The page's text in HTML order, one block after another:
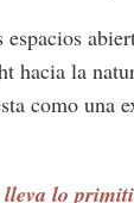
hacia la
como una
lo